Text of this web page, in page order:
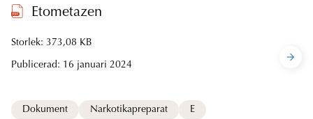
Etometazen
Storlek: 373,08 KB
Publicerad: 16 januari 2024
Dokument Narkotikapreparat E